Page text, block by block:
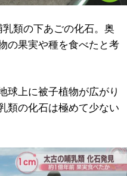
類の下あごの化石。奥
の果実や種を食べたと考
上に被子植物が広がり
類の化石は極めて少ない